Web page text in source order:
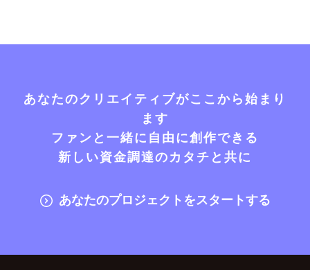
あなたのクリエイティブがここから始まり
ます
ファンと一緒に自由に創作できる
新しい資金調達のカタチと共に
あなたのプロジェクトをスタートする